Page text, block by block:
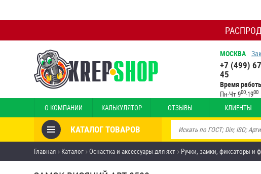
МОСКВА
+7 (499)
45
Время
Пн-Чт 900-1900
О КОМПАНИИ КАЛЬКУЛЯТОР ОТЗЫВЫ КЛИЕНТЫ
КАТАЛОГ ТОВАРОВ
Товары со скидкой
Главная Каталог Оснастка и аксессуары для яхт Ручки, замки, фиксаторы и